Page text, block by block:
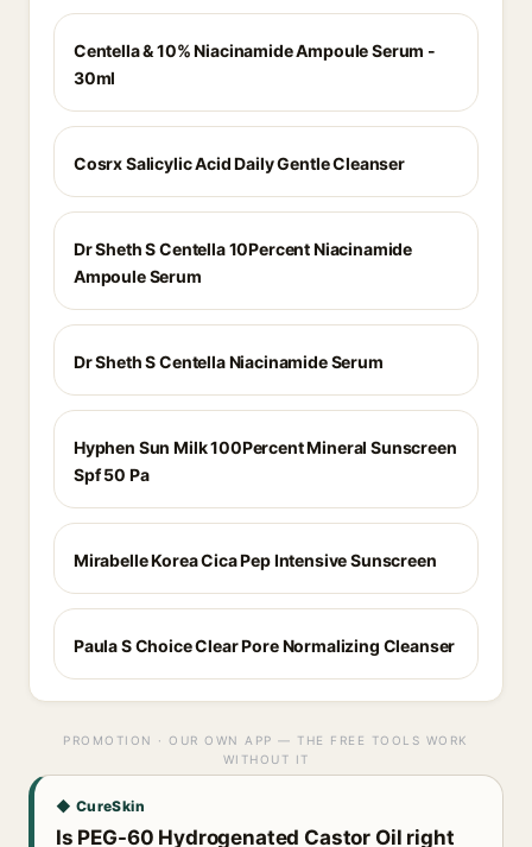
Centella & 10% Niacinamide Ampoule Serum -
30ml
Cosrx Salicylic Acid Daily Gentle Cleanser
Dr Sheth S Centella 10Percent Niacinamide
Ampoule Serum
Dr Sheth S Centella Niacinamide Serum
Hyphen Sun Milk 100Percent Mineral Sunscreen
Spf 50 Pa
Mirabelle Korea Cica Pep Intensive Sunscreen
Paula S Choice Clear Pore Normalizing Cleanser
PROMOTION · OUR OWN APP — THE FREE TOOLS WORK
WITHOUT IT
◆ CureSkin
Is PEG-60 Hydrogenated Castor Oil right